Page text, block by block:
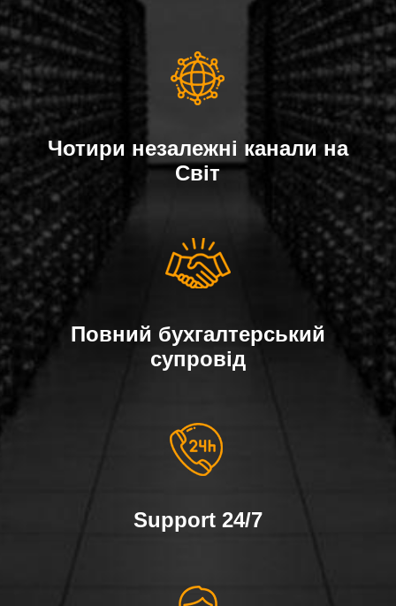
Чотири незалежні канали на
Світ
Повний бухгалтерський
супровід
Support 24/7